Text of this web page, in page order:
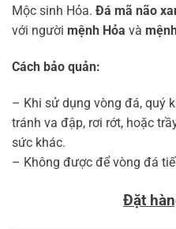
Mộc sinh Hỏa. Đá mã não
với người mệnh Hỏa và
Cách bảo quản:
– Khi sử dụng vòng đá, quý
tránh va đập, rơi rớt, hoặc
sức khác.
– Không được để vòng đá
Đặt